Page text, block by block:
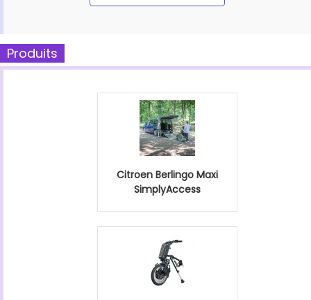
Produits
Citroen Berlingo Maxi
SimplyAccess